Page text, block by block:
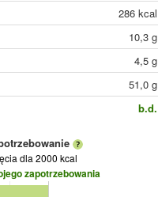
286 kcal
10,3 g
4,5 g
51,0 g
b.d.
dla 2000 kcal
zapotrzebowania